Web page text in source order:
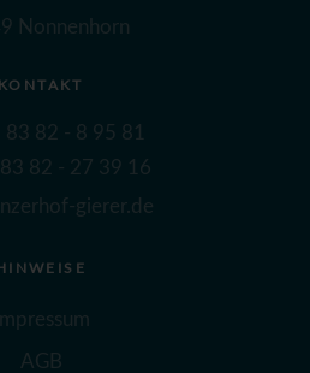
Nonnenhorn
KONTAKT
83 82 - 8 95 81
82 - 27 39 16
gierer.de
Impressum
AGB